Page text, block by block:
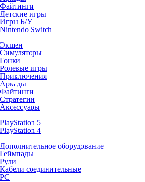
Файтинги
Детские игры
Игры Б/У
Nintendo Switch
Экшен
Симуляторы
Гонки
Ролевые игры
Приключения
Аркады
Файтинги
Стратегии
Аксессуары
PlayStation 5
PlayStation 4
Дополнительное оборудование
Геймпады
Рули
Кабели соединительные
PC